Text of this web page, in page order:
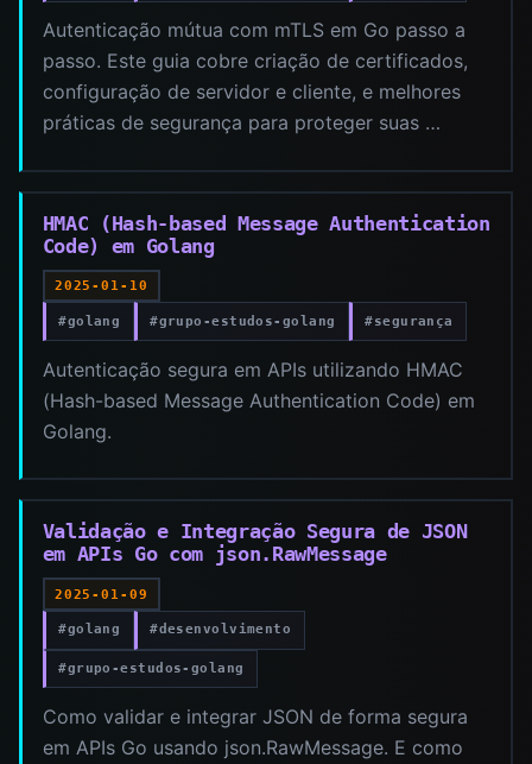
Autenticação mútua com mTLS em Go passo a
passo. Este guia cobre criação de certificados,
configuração de servidor e cliente, e melhores
práticas de segurança para proteger suas …
HMAC (Hash-based Message Authentication
Code) em Golang
2025-01-10
#golang #grupo-estudos-golang #segurança
Autenticação segura em APIs utilizando HMAC
(Hash-based Message Authentication Code) em
Golang.
Validação e Integração Segura de JSON
em APIs Go com json.RawMessage
2025-01-09
#golang #desenvolvimento
#grupo-estudos-golang
Como validar e integrar JSON de forma segura
em APIs Go usando json.RawMessage. E como